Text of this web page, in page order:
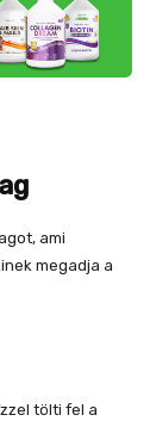
ami
megadja a
tölti fel a